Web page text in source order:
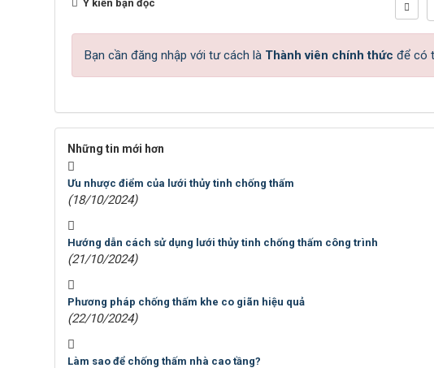
Ý kiến bạn đọc
Bạn cần đăng nhập với tư cách là Thành viên chính thức để có
Những tin mới hơn
Ưu nhược điểm của lưới thủy tinh chống thấm
(18/10/2024)
Hướng dẫn cách sử dụng lưới thủy tinh chống thấm công trình
(21/10/2024)
Phương pháp chống thấm khe co giãn hiệu quả
(22/10/2024)
Làm sao để chống thấm nhà cao tầng?